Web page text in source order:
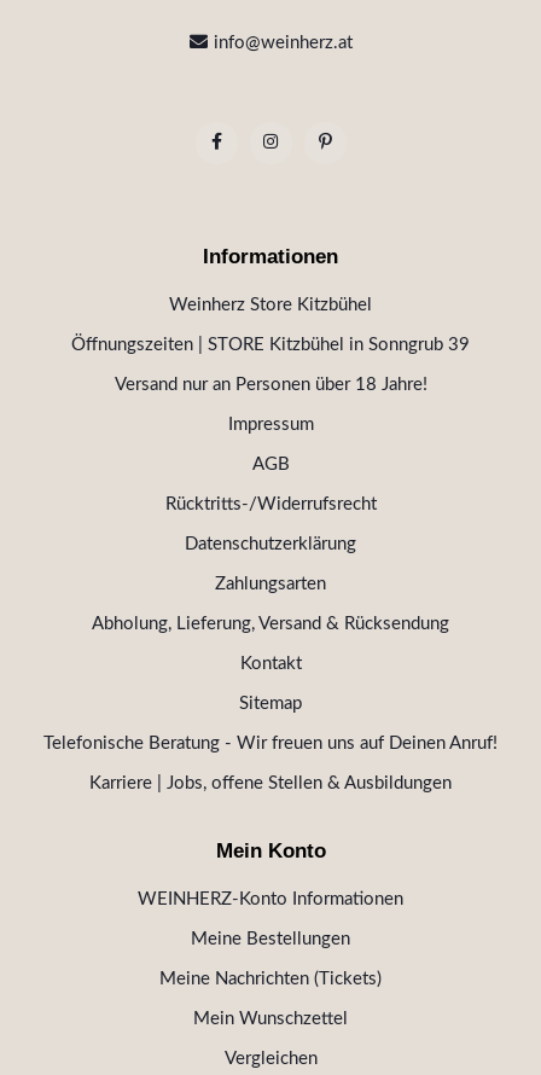
info@weinherz.at
Informationen
Weinherz Store Kitzbühel
Öffnungszeiten | STORE Kitzbühel in Sonngrub 39
Versand nur an Personen über 18 Jahre!
Impressum
AGB
Rücktritts-/Widerrufsrecht
Datenschutzerklärung
Zahlungsarten
Abholung, Lieferung, Versand & Rücksendung
Kontakt
Sitemap
Telefonische Beratung - Wir freuen uns auf Deinen Anruf!
Karriere | Jobs, offene Stellen & Ausbildungen
Mein Konto
WEINHERZ-Konto Informationen
Meine Bestellungen
Meine Nachrichten (Tickets)
Mein Wunschzettel
Vergleichen